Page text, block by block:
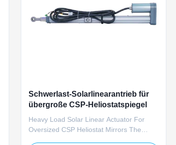
Schwerlast-Solarlinearantrieb für
übergroße CSP-Heliostatspiegel
Heavy Load Solar Linear Actuator For
Oversized CSP Heliostat Mirrors The